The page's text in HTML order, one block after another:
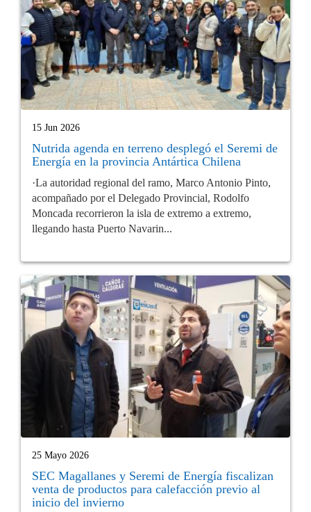
15 Jun 2026
Nutrida agenda en terreno desplegó el Seremi de
Energía en la provincia Antártica Chilena
·La autoridad regional del ramo, Marco Antonio Pinto,
acompañado por el Delegado Provincial, Rodolfo
Moncada recorrieron la isla de extremo a extremo,
llegando hasta Puerto Navarin...
25 Mayo 2026
SEC Magallanes y Seremi de Energía fiscalizan
venta de productos para calefacción previo al
inicio del invierno